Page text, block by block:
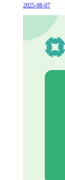
2025-08-07